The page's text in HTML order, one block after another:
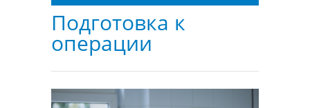
Подготовка к
операции